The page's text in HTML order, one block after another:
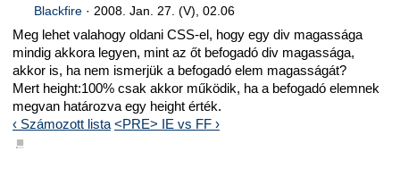
Blackfire· 2008. Jan. 27. (V), 02.06
Meg lehet valahogy oldani CSS-el, hogy egy div magassága
mindig akkora legyen, mint az őt befogadó div magassága,
akkor is, ha nem ismerjük a befogadó elem magasságát?
Mert height:100% csak akkor működik, ha a befogadó elemnek
megvan határozva egy height érték.
‹ Számozott lista <PRE> IE vs FF ›
■